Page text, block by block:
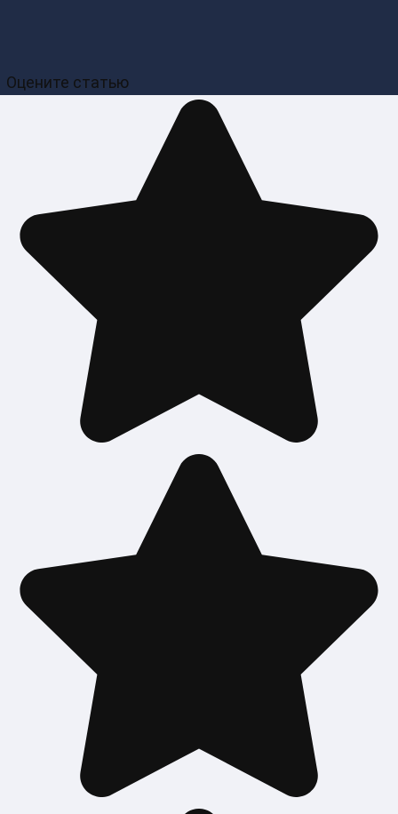
Оцените статью